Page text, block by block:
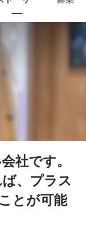
社です。
、プラス
とが可能